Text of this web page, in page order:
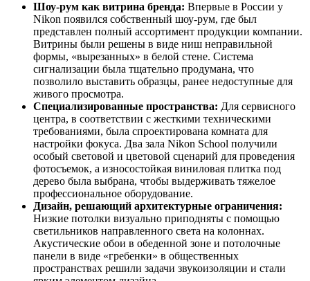
Шоу-рум как витрина бренда: Впервые в России у
Nikon появился собственный шоу-рум, где был
представлен полный ассортимент продукции компании.
Витрины были решены в виде ниш неправильной
формы, «вырезанных» в белой стене. Система
сигнализации была тщательно продумана, что
позволило выставить образцы, ранее недоступные для
живого просмотра.
Специализированные пространства: Для сервисного
центра, в соответствии с жесткими техническими
требованиями, была спроектирована комната для
настройки фокуса. Два зала Nikon School получили
особый световой и цветовой сценарий для проведения
фотосъемок, а износостойкая виниловая плитка под
дерево была выбрана, чтобы выдерживать тяжелое
профессиональное оборудование.
Дизайн, решающий архитектурные ограничения:
Низкие потолки визуально приподняты с помощью
светильников направленного света на колоннах.
Акустические обои в обеденной зоне и потолочные
панели в виде «гребенки» в общественных
пространствах решили задачи звукоизоляции и стали